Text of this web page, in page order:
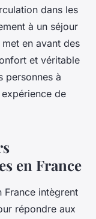
dans les
à un séjour
en avant des
et véritable
personnes à
de
en France
France intègrent
répondre aux